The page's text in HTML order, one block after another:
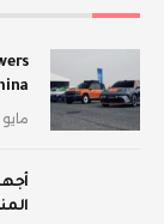
مايو 4, 2026